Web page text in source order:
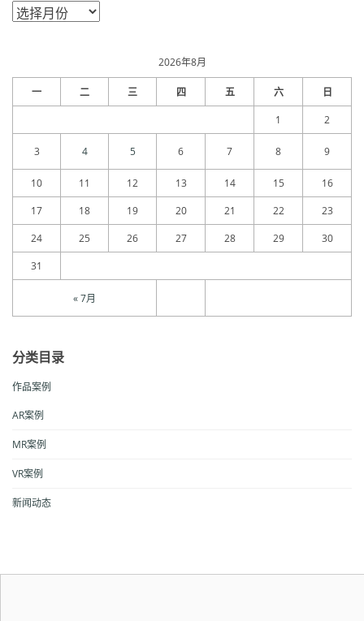
文
章
2026年8月
一 二 三 四 五 六 日
« 7月
1 2
3 4 5 6 7 8 9
10 11 12 13 14 15
16
17
18 19 20 21 22
23
24
25 26 27 28 29
30
31
分类目录
作品案例
AR案例
MR案例
VR案例
新闻动态